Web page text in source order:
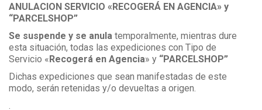
ANULACION SERVICIO «RECOGERÁ EN AGENCIA» y
“PARCELSHOP”
Se suspende y se anula temporalmente, mientras dure
esta situación, todas las expediciones con Tipo de
Servicio «Recogerá en Agencia» y “PARCELSHOP”
Dichas expediciones que sean manifestadas de este
modo, serán retenidas y/o devueltas a origen.